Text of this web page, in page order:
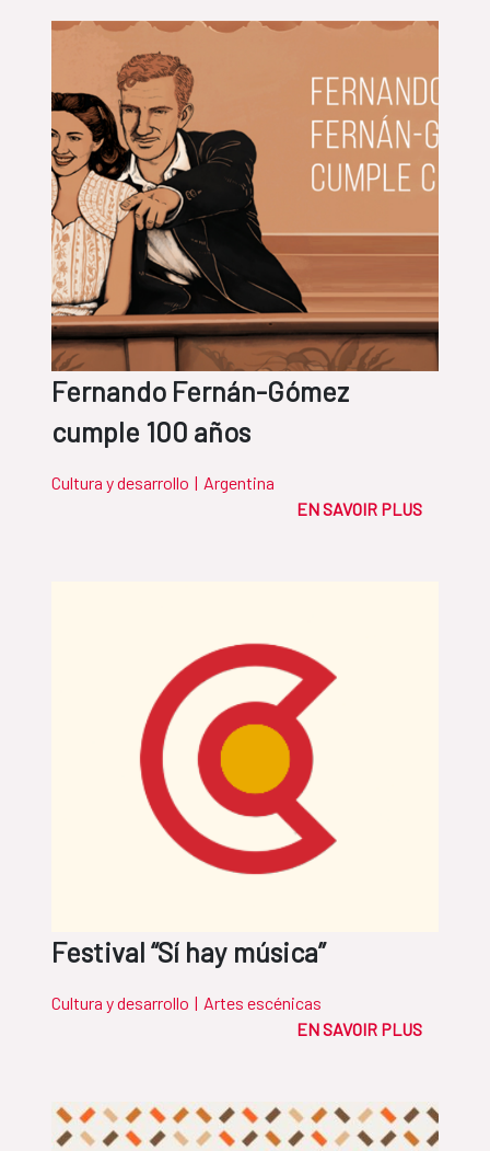
Fernando Fernán-Gómez
cumple 100 años
Cultura y desarrollo | Argentina
EN SAVOIR PLUS
Festival “Sí hay música”
Cultura y desarrollo | Artes escénicas
EN SAVOIR PLUS